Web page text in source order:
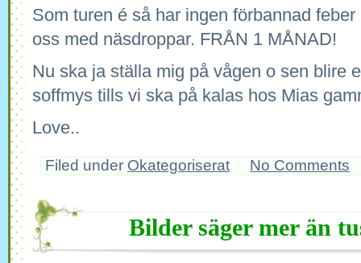
Som turen é så har ingen förbannad
oss med näsdroppar. FRÅN 1 MÅNAD!
Nu ska ja ställa mig på vågen o sen blire
soffmys tills vi ska på kalas hos Mias
Love..
Filed under Okategoriserat No Comments
Bilder säger mer än